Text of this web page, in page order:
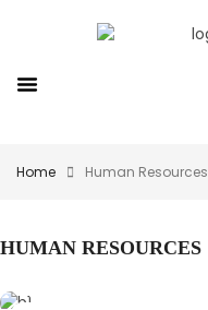
Home Human Resources
HUMAN RESOURCES